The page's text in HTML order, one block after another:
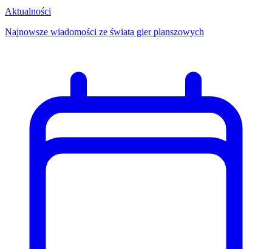
Aktualności
Najnowsze wiadomości ze świata gier planszowych